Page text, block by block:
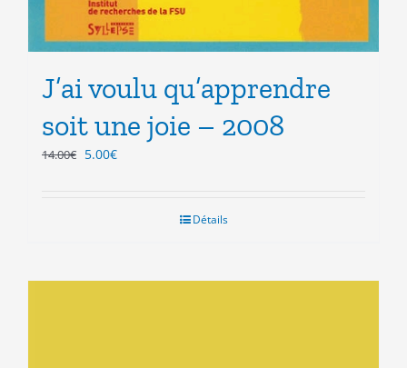
J’ai voulu qu’apprendre
soit une joie – 2008
14.00€ Le
5.00€Le
Détails